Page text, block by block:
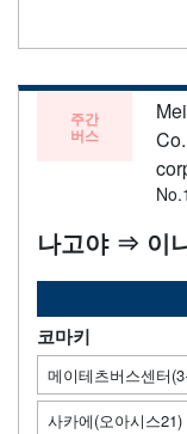
주간
버스
나고야 ⇒ 이
코마키
메이테츠버스센터
사카에(오아시스